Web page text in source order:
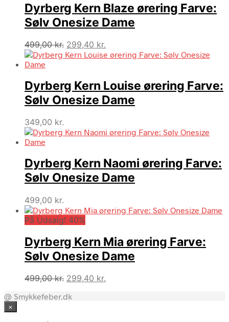
Dyrberg Kern Blaze ørering Farve:
Sølv Onesize Dame
499,00kr. Den
oprindelige
499,00 kr..
299,40 kr.
aktuelle
299,40 kr..
Dyrberg Kern Louise ørering Farve:
Sølv Onesize Dame
349,00 kr.
Dyrberg Kern Naomi ørering Farve:
Sølv Onesize Dame
499,00 kr.
På Udsalg! 40%
Dyrberg Kern Mia ørering Farve:
Sølv Onesize Dame
499,00kr. Den
pris
299,40 kr.
@ Smykkefeber.dk
×